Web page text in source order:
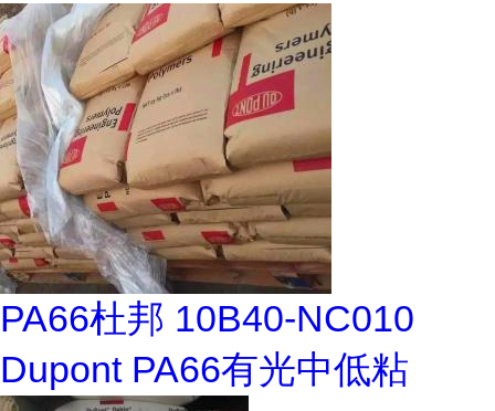
PA66杜邦 10B40-NC010
Dupont PA66有光中低粘